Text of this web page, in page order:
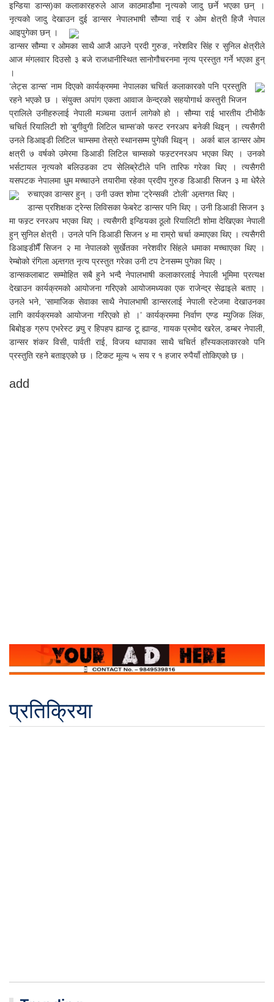
इन्डिया डान्स)का कलाकारहरुले आज काठमाडौमा नृत्यको जादु छर्ने भएका छन् ।
नृत्यको जादु देखाउन दुई डान्सर नेपालभाषी सौम्या राई र ओम क्षेत्री हिजै नेपाल
आइपुगेका छन् ।
डान्सर सौम्या र ओमका साथै आजै आउने प्रदी गुरुङ, नरेशविर सिंह र सुनिल क्षेत्रीले
आज मंगलवार दिउसो ३ बजे राजधानीस्थित सानोगौचरनमा नृत्य प्रस्तुत गर्ने भएका हुन्
।
‘लेट्स डान्स’ नाम दिएको कार्यक्रममा नेपालका चचिर्त कलाकारको पनि प्रस्तुति
रहने भएको छ । संयुक्त अपांग एकता आवाज केन्द्रको सहयोगार्थ कस्तुरी भिजन
प्रालिले उनीहरुलाई नेपाली मञ्चमा उतार्न लागेको हो । सौम्या राई भारतीय टीभीकै
चचिर्त रियालिटी शो ‘बुगीवुगी लिटिल चाम्स’को फस्ट रनरअप बनेकी थिइन् । त्यसैगरी
उनले डिआइडी लिटिल चाम्समा तेस्रो स्थानसम्म पुगेकी थिइन् । अर्का बाल डान्सर ओम
क्षत्री ७ वर्षको उमेरमा डिआडी लिटिल चाम्सको फस्र्टरनरअप भएका थिए । उनको
भर्सटायल नृत्यको बलिउडका टप सेलिब्रेटीले पनि तारिफ गरेका थिए । त्यसैगरी
यसपटक नेपालमा धुम मच्चाउने तयारीमा रहेका प्रदीप गुरुङ डिआडी सिजन ३ मा धेरैले
रुचाएका डान्सर हुन् । उनी उक्त शोमा ‘ट्रेन्सकी टोली’ अन्र्तगत थिए ।
डान्स प्रशिक्षक ट्रेन्स लिविसका फेबरेट डान्सर पनि थिए । उनी डिआडी सिजन ३
मा फस्र्ट रनरअप भएका थिए । त्यसैगरी इन्डियका ठूलो रियालिटी शोमा देखिएका नेपाली
हुन् सुनिल क्षेत्री । उनले पनि डिआडी सिजन ४ मा राम्रो चर्चा कमाएका थिए । त्यसैगरी
डिआइडीमैँ सिजन २ मा नेपालको सुर्खेतका नरेशवीर सिंहले धमाका मच्चाएका थिए ।
रेम्बोको रंगिला अन्र्तगत नृत्य प्रस्तुत गरेका उनी टप टेनसम्म पुगेका थिए ।
डान्सकलाबाट सम्मोहित सबै हुने भन्दै नेपालभाषी कलाकारलाई नेपाली भूमिमा प्रत्यक्ष
देखाउन कार्यक्रमको आयोजना गरिएको आयोजमध्यका एक राजेन्द्र सेढाइले बताए ।
उनले भने, ‘सामाजिक सेवाका साथै नेपालभाषी डान्सरलाई नेपाली स्टेजमा देखाउनका
लागि कार्यक्रमको आयोजना गरिएको हो ।’ कार्यक्रममा निर्वाण एण्ड म्युजिक लिंक,
बिबोइङ ग्रुप एभरेस्ट क्र्यु र हिपहप ह्यान्ड टू ह्यान्ड, गायक प्रमोद खरेल, डम्बर नेपाली,
डान्सर शंकर विसी, पार्वती राई, विजय थापाका साथै चचिर्त हाँस्यकलाकारको पनि
प्रस्तुति रहने बताइएको छ । टिकट मूल्य ५ सय र १ हजार रुपैयाँ तोकिएको छ ।
add
प्रतिक्रिया